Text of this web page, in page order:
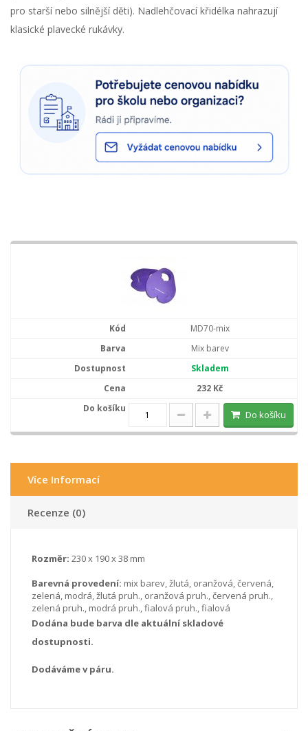
pro starší nebo silnější děti). Nadlehčovací křidélka nahrazují
klasické plavecké rukávky.
MD70-mix
Mix barev
Skladem
232 Kč
Do košíku
Více Informací
Recenze (0)
Rozměr: 230 x 190 x 38 mm
Barevná provedení: mix barev, žlutá, oranžová, červená,
zelená, modrá, žlutá pruh., oranžová pruh., červená pruh.,
zelená pruh., modrá pruh., fialová pruh., fialová
Dodána bude barva dle aktuální skladové
dostupnosti.
Dodáváme v páru.